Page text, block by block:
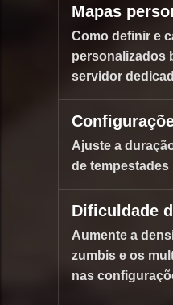
Mapas
Como definir e
personalizados
servidor
Ajuste a
de tempestades
Dificuldade
Aumente a
zumbis e os
nas